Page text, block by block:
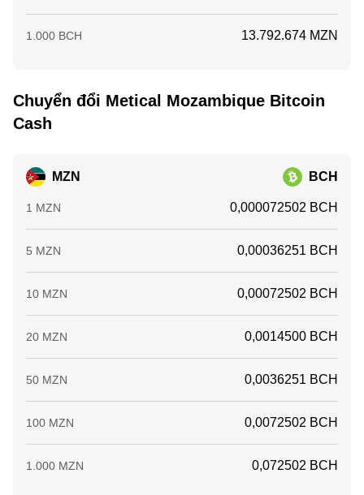
1.000 BCH 13.792.674 MZN
Chuyển đổi Metical Mozambique Bitcoin
Cash
MZN BCH
1 MZN 0,000072502 BCH
5 MZN 0,00036251 BCH
10 MZN 0,00072502 BCH
20 MZN 0,0014500 BCH
50 MZN 0,0036251 BCH
100 MZN 0,0072502 BCH
1.000 MZN 0,072502 BCH